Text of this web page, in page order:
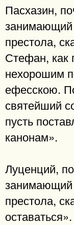
Пасхазин,
занимающий
престола,
Стефан, как
нехорошим
ефесскою.
святейший
пусть
канонам».
Луценций,
занимающий
престола,
оставаться».